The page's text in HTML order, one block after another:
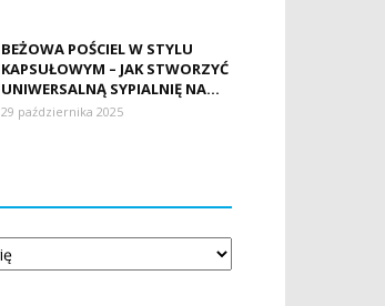
BEŻOWA POŚCIEL W STYLU
KAPSUŁOWYM – JAK STWORZYĆ
UNIWERSALNĄ SYPIALNIĘ NA...
29 października 2025